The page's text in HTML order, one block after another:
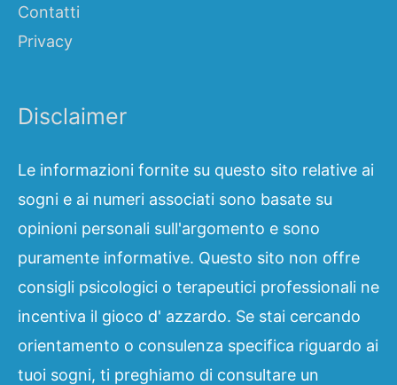
Contatti
Privacy
Disclaimer
Le informazioni fornite su questo sito relative ai
sogni e ai numeri associati sono basate su
opinioni personali sull'argomento e sono
puramente informative. Questo sito non offre
consigli psicologici o terapeutici professionali ne
incentiva il gioco d' azzardo. Se stai cercando
orientamento o consulenza specifica riguardo ai
tuoi sogni, ti preghiamo di consultare un